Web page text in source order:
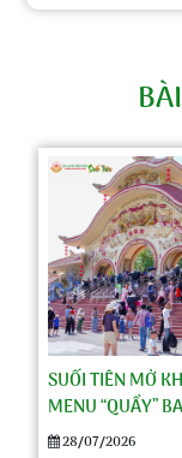
SUỐI TIÊN MỞ
MENU “QUẨY”
CHO NGÀY VUI
28/07/2026